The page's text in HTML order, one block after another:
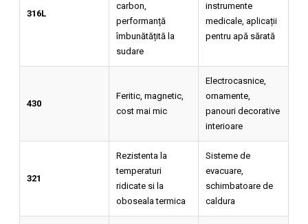
316L
carbon,
performanță
îmbunătățită la
sudare
instrumente
medicale, aplicații
pentru apă sărată
430
Feritic, magnetic,
cost mai mic
Electrocasnice,
ornamente,
panouri decorative
interioare
321
Rezistenta la
temperaturi
ridicate si la
oboseala termica
Sisteme de
evacuare,
schimbatoare de
caldura